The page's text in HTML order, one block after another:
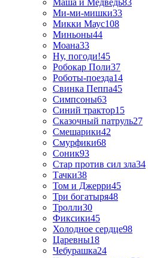
Маша и Медведь83
Ми-ми-мишки33
Микки Маус108
Миньоны44
Моана33
Ну, погоди!45
Робокар Поли37
Роботы-поезда14
Свинка Пеппа45
Симпсоны63
Синий трактор15
Сказочный патруль27
Смешарики42
Смурфики68
Соник93
Стар против сил зла34
Тачки38
Том и Джерри45
Три богатыря48
Тролли30
Фиксики45
Холодное сердце98
Царевны18
Чебурашка24